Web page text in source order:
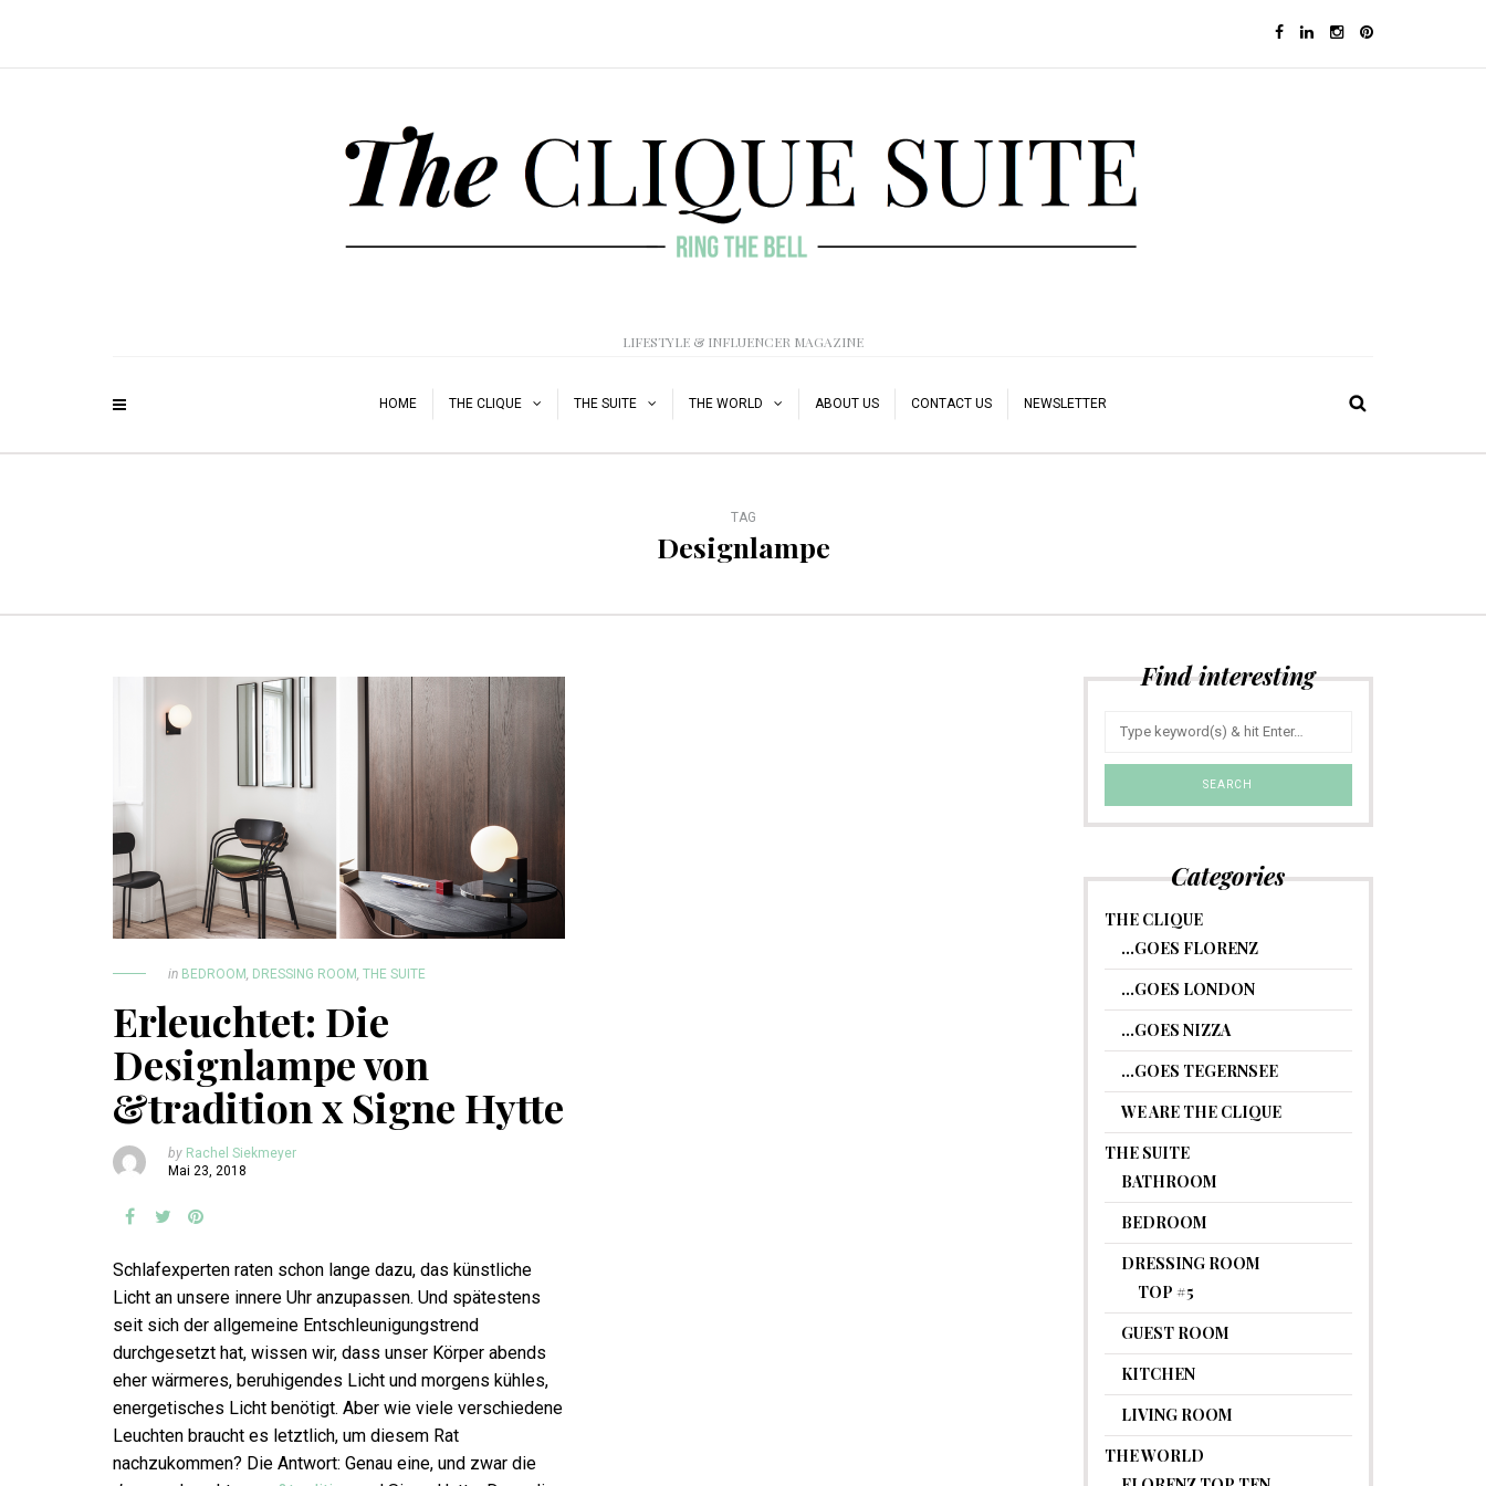
LIFESTYLE & INFLUENCER MAGAZINE
HOME THE CLIQUE THE SUITE THE WORLD ABOUT US CONTACT US NEWSLETTER
TAG
Designlampe
in BEDROOM, DRESSING ROOM, THE SUITE
Erleuchtet: Die
Designlampe von
&tradition x Signe Hytte
by Rachel Siekmeyer
Mai 23, 2018
Schlafexperten raten schon lange dazu, das künstliche
Licht an unsere innere Uhr anzupassen. Und spätestens
seit sich der allgemeine Entschleunigungstrend
durchgesetzt hat, wissen wir, dass unser Körper abends
eher wärmeres, beruhigendes Licht und morgens kühles,
energetisches Licht benötigt. Aber wie viele verschiedene
Leuchten braucht es letztlich, um diesem Rat
nachzukommen? Die Antwort: Genau eine, und zwar die
Find interesting
Categories
THE CLIQUE
…GOES FLORENZ
…GOES LONDON
…GOES NIZZA
…GOES TEGERNSEE
WE ARE THE CLIQUE
THE SUITE
BATHROOM
BEDROOM
DRESSING ROOM
TOP #5
GUEST ROOM
KITCHEN
LIVING ROOM
THE WORLD